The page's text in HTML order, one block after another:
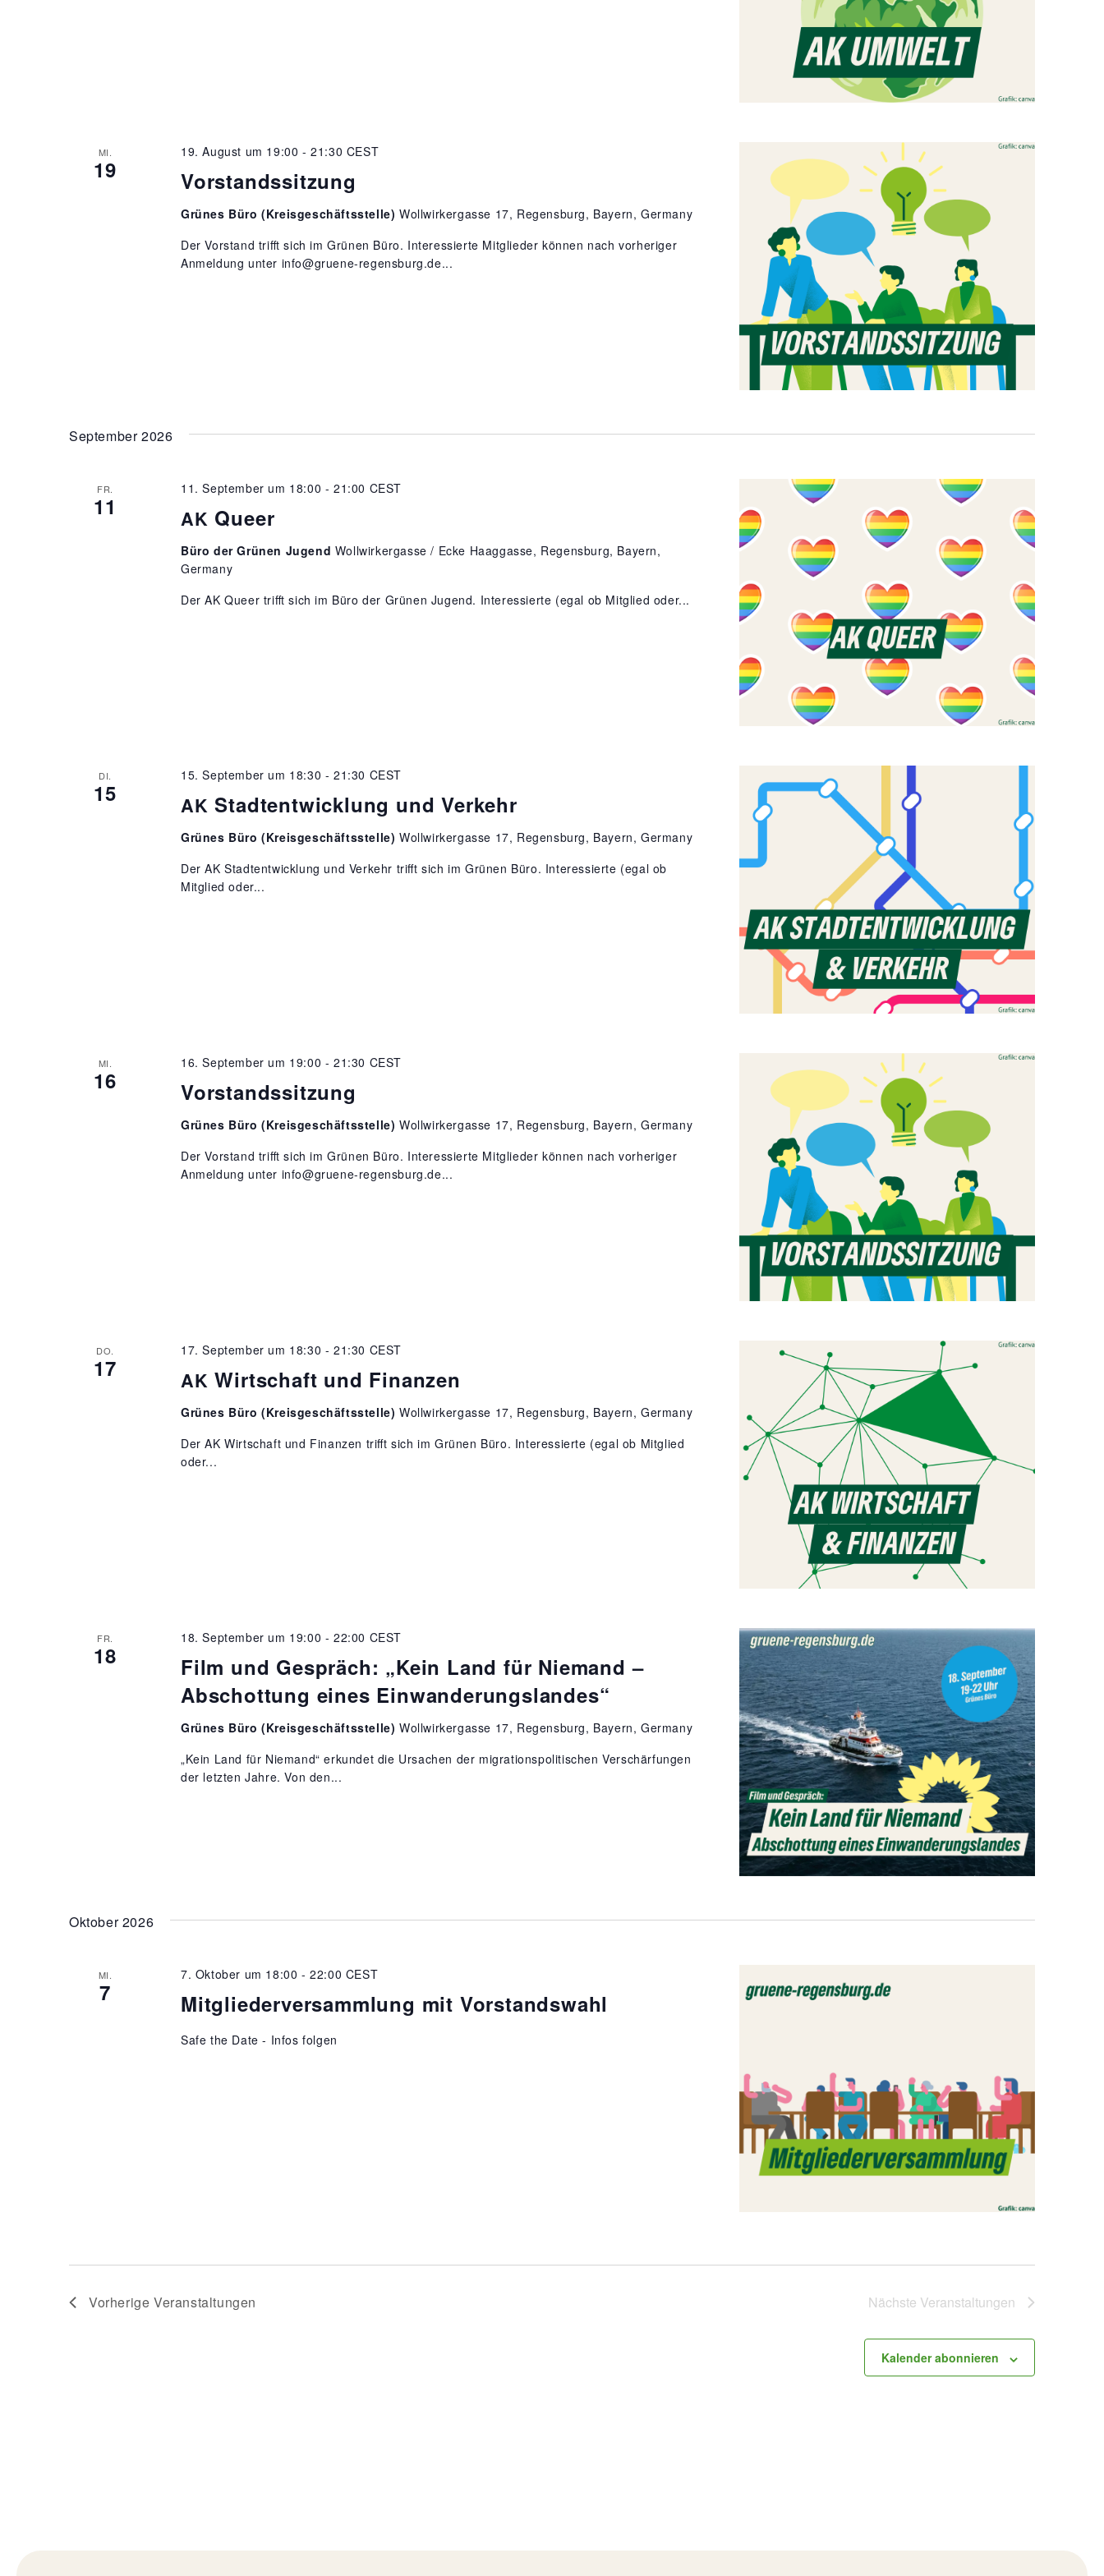
MI.
19 Vorstandssitzung
19. August um 19:00 -21:30 CEST
Grünes Büro (Kreisgeschäftsstelle) Wollwirkergasse 17, Regensburg, Bayern, Germany
Der Vorstand trifft sich im Grünen Büro. Interessierte Mitglieder können nach vorheriger
Anmeldung unter info@gruene-regensburg.de...
September 2026
FR.
11 AK Queer
11. September um 18:00 - 21:00 CEST
Büro der Grünen Jugend Wollwirkergasse / Ecke Haaggasse, Regensburg, Bayern,
Germany
Der AK Queer trifft sich im Büro der Grünen Jugend. Interessierte (egal ob Mitglied oder...
DI.
15 AK Stadtentwicklung und Verkehr
15. September um 18:30 - 21:30 CEST
Grünes Büro (Kreisgeschäftsstelle) Wollwirkergasse 17, Regensburg, Bayern, Germany
Der AK Stadtentwicklung und Verkehr trifft sich im Grünen Büro. Interessierte (egal ob
Mitglied oder...
MI.
16 Vorstandssitzung
16. September um 19:00 - 21:30 CEST
Grünes Büro (Kreisgeschäftsstelle) Wollwirkergasse 17, Regensburg, Bayern, Germany
Der Vorstand trifft sich im Grünen Büro. Interessierte Mitglieder können nach vorheriger
Anmeldung unter info@gruene-regensburg.de...
DO.
17 AK Wirtschaft und Finanzen
17. September um 18:30 - 21:30 CEST
Grünes Büro (Kreisgeschäftsstelle) Wollwirkergasse 17, Regensburg, Bayern, Germany
Der AK Wirtschaft und Finanzen trifft sich im Grünen Büro. Interessierte (egal ob Mitglied
oder...
FR.
18
Film und Gespräch: „Kein Land für Niemand –
Abschottung eines Einwanderungslandes“
18. September um 19:00 - 22:00 CEST
Grünes Büro (Kreisgeschäftsstelle) Wollwirkergasse 17, Regensburg, Bayern, Germany
„Kein Land für Niemand“ erkundet die Ursachen der migrationspolitischen Verschärfungen
der letzten Jahre. Von den...
Oktober 2026
MI.
7 Mitgliederversammlung mit Vorstandswahl
7. Oktober um 18:00 -22:00 CEST
Safe the Date - Infos folgen
Vorherige Veranstaltungen Nächste Veranstaltungen
Kalender abonnieren